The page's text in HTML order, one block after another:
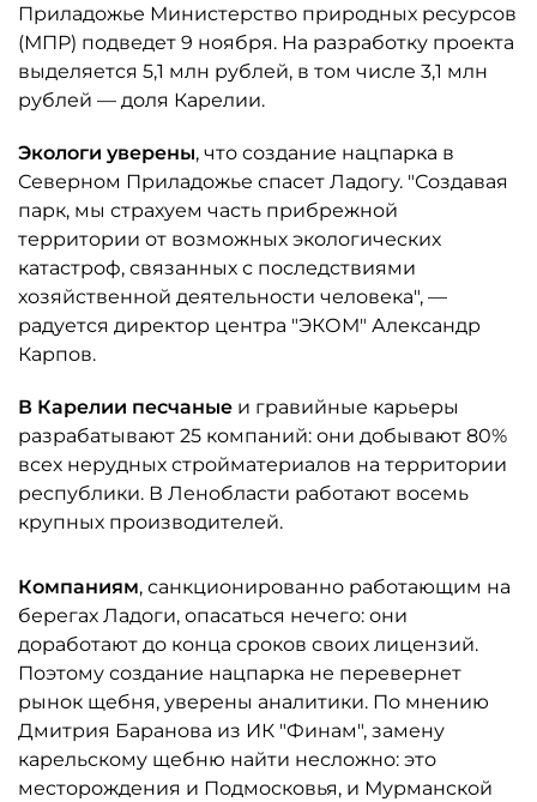
Приладожье Министерство природных ресурсов
(МПР) подведет 9 ноября. На разработку проекта
выделяется 5,1 млн рублей, в том числе 3,1 млн
рублей — доля Карелии.
Экологи уверены, что создание нацпарка в
Северном Приладожье спасет Ладогу. "Создавая
парк, мы страхуем часть прибрежной
территории от возможных экологических
катастроф, связанных с последствиями
хозяйственной деятельности человека", —
радуется директор центра "ЭКОМ" Александр
Карпов.
В Карелии песчаные и гравийные карьеры
разрабатывают 25 компаний: они добывают 80%
всех нерудных стройматериалов на территории
республики. В Ленобласти работают восемь
крупных производителей.
Компаниям, санкционированно работающим на
берегах Ладоги, опасаться нечего: они
доработают до конца сроков своих лицензий.
Поэтому создание нацпарка не перевернет
рынок щебня, уверены аналитики. По мнению
Дмитрия Баранова из ИК "Финам", замену
карельскому щебню найти несложно: это
месторождения и Подмосковья, и Мурманской